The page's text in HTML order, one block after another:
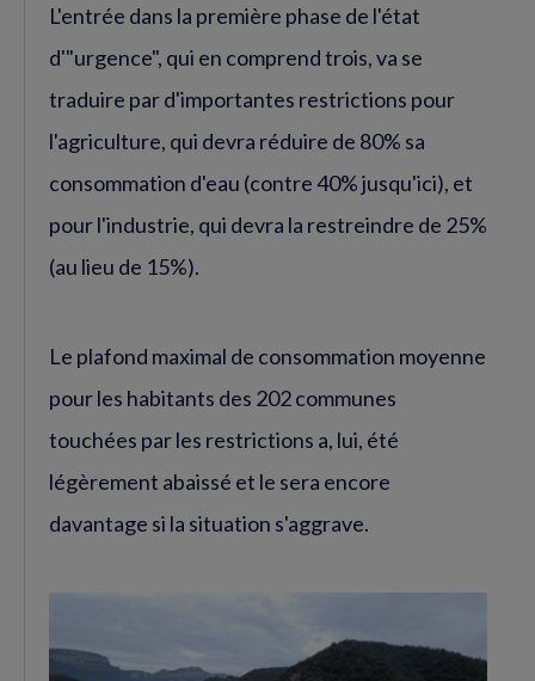
L'entrée dans la première phase de l'état
d'"urgence", qui en comprend trois, va se
traduire par d'importantes restrictions pour
l'agriculture, qui devra réduire de 80% sa
consommation d'eau (contre 40% jusqu'ici), et
pour l'industrie, qui devra la restreindre de 25%
(au lieu de 15%).
Le plafond maximal de consommation moyenne
pour les habitants des 202 communes
touchées par les restrictions a, lui, été
légèrement abaissé et le sera encore
davantage si la situation s'aggrave.